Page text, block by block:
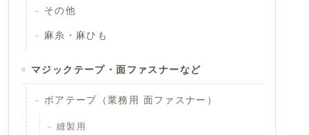
その他
麻糸・麻ひも
マジックテープ・面ファスナーなど
ボアテープ（業務用 面ファスナー）
縫製用